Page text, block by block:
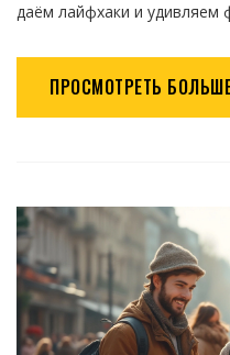
даём лайфхаки и удивляем
ПРОСМОТРЕТЬ